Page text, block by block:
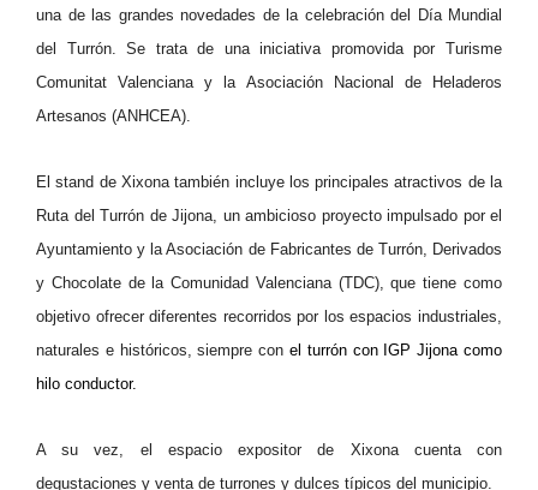
una de las grandes novedades de la celebración del Día Mundial
del Turrón. Se trata de una iniciativa promovida por Turisme
Comunitat Valenciana y la Asociación Nacional de Heladeros
Artesanos (ANHCEA).
El stand de Xixona también incluye los principales atractivos de la
Ruta del Turrón de Jijona, un ambicioso proyecto impulsado por el
Ayuntamiento y la Asociación de Fabricantes de Turrón, Derivados
y Chocolate de la Comunidad Valenciana (TDC), que tiene como
objetivo ofrecer diferentes recorridos por los espacios industriales,
naturales e históricos, siempre con el turrón con IGP Jijona como
hilo conductor.
A su vez, el espacio expositor de Xixona cuenta con
degustaciones y venta de turrones y dulces típicos del municipio.